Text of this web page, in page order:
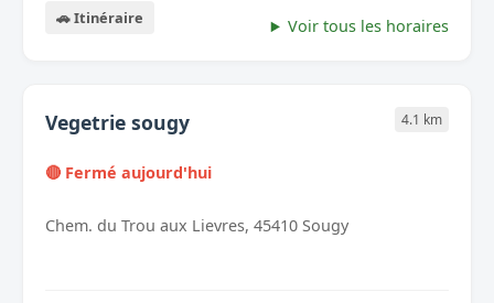
🚗 Itinéraire Voir tous les horaires
Vegetrie sougy 4.1 km
🔴 Fermé aujourd'hui
Chem. du Trou aux Lievres, 45410 Sougy